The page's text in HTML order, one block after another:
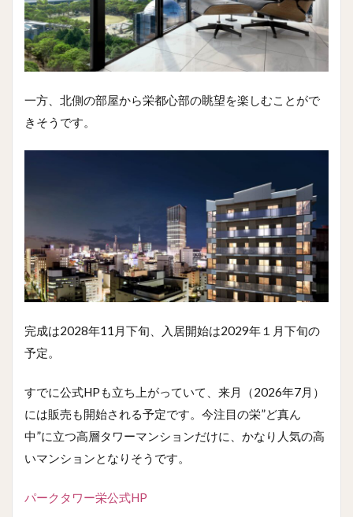
一方、北側の部屋から栄都心部の眺望を楽しむことがで
きそうです。
完成は2028年11月下旬、入居開始は2029年１月下旬の
予定。
すでに公式HPも立ち上がっていて、来月（2026年7月）
には販売も開始される予定です。今注目の栄”ど真ん
中”に立つ高層タワーマンションだけに、かなり人気の高
いマンションとなりそうです。
パークタワー栄公式HP